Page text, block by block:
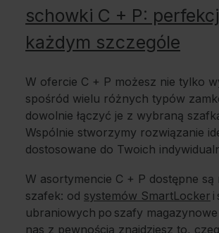
schowki C + P:
każdym szczególe
W ofercie C + P możesz nie tylko
spośród wielu różnych typów
dowolnie łączyć je z wybraną
Wspólnie stworzymy rozwiązanie
dostosowane do Twoich
W asortymencie C + P dostępne
szafek: od systemów SmartLocker i
ubraniowych po szafy magazynowe
nas z pewnością znajdziesz to,